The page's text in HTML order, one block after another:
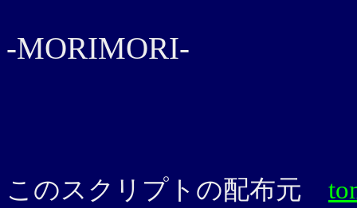
-MORIMORI-
このスクリプトの配布元